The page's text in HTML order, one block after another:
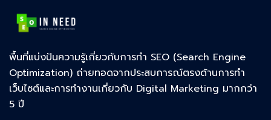
พื้นที่แบ่งปันความรู้เกี่ยวกับการทำ SEO (Search Engine
Optimization) ถ่ายทอดจากประสบการณ์ตรงด้านการทำ
เว็บไซต์และการทำงานเกี่ยวกับ Digital Marketing มากกว่า
5 ปี